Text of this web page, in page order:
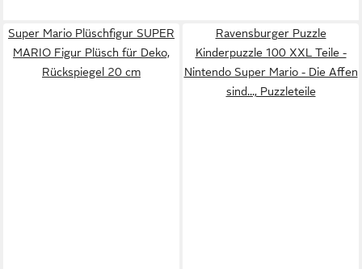
Super Mario Plüschfigur SUPER
MARIO Figur Plüsch für Deko,
Rückspiegel 20 cm
Ravensburger Puzzle
Kinderpuzzle 100 XXL Teile -
Nintendo Super Mario - Die Affen
sind..., Puzzleteile